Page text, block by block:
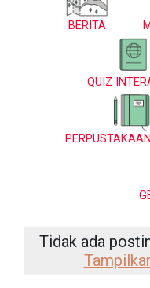
BERITA
QUIZ
Tidak ada